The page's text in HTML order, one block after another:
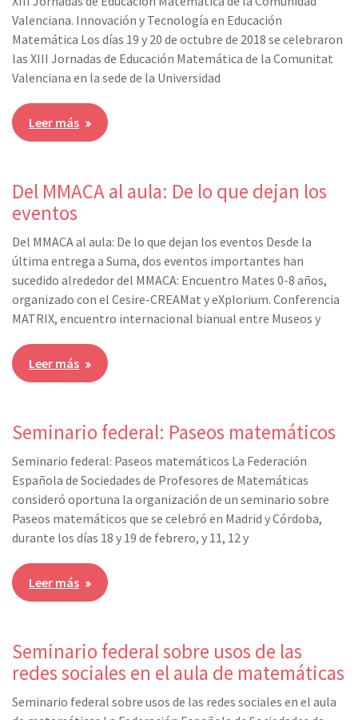
Valenciana. Innovación y Tecnología en Educación
Matemática Los días 19 y 20 de octubre de 2018 se celebraron
las XIII Jornadas de Educación Matemática de la Comunitat
Valenciana en la sede de la Universidad
Leer más
Del MMACA al aula: De lo que dejan los
eventos
Del MMACA al aula: De lo que dejan los eventos Desde la
última entrega a Suma, dos eventos importantes han
sucedido alrededor del MMACA: Encuentro Mates 0-8 años,
organizado con el Cesire-CREAMat y eXplorium. Conferencia
MATRIX, encuentro internacional bianual entre Museos y
Leer más
Seminario federal: Paseos matemáticos
Seminario federal: Paseos matemáticos La Federación
Española de Sociedades de Profesores de Matemáticas
consideró oportuna la organización de un seminario sobre
Paseos matemáticos que se celebró en Madrid y Córdoba,
durante los días 18 y 19 de febrero, y 11, 12 y
Leer más
Seminario federal sobre usos de las
redes sociales en el aula de matemáticas
Seminario federal sobre usos de las redes sociales en el aula